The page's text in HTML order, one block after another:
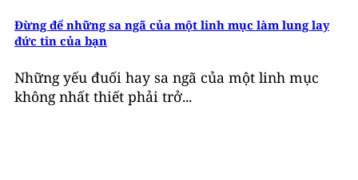
Đừng để những sa ngã của một linh mục làm lung lay
đức tin của bạn
Những yếu đuối hay sa ngã của một linh mục
không nhất thiết phải trở...